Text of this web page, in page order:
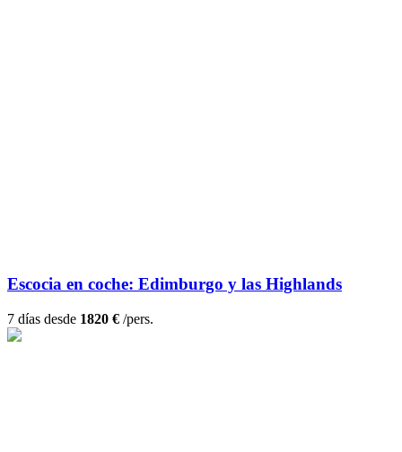
Escocia en coche: Edimburgo y las Highlands
7 días desde 1820 € /pers.